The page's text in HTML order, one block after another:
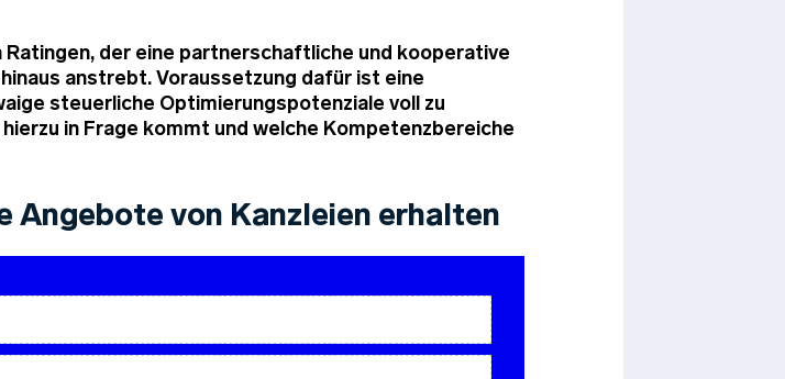
der eine partnerschaftliche und kooperative
anstrebt. Voraussetzung dafür ist eine
steuerliche Optimierungspotenziale voll zu
in Frage kommt und welche Kompetenzbereiche
Angebote von Kanzleien erhalten